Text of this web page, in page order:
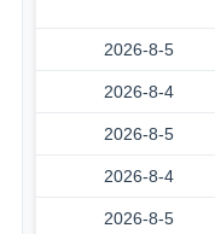
2026-8-5
2026-8-4
2026-8-5
2026-8-4
2026-8-5